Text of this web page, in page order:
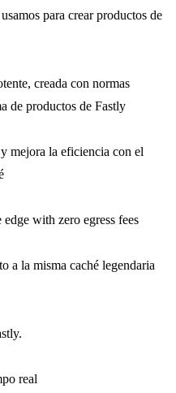
para crear productos de
creada con normas
de productos de Fastly
mejora la eficiencia con el
with zero egress fees
a la misma caché legendaria
real